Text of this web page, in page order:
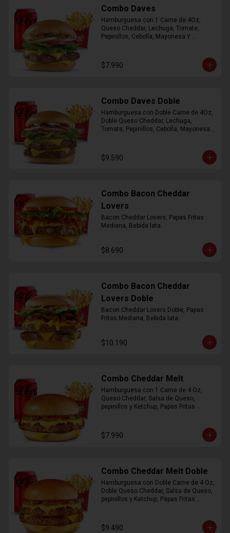
Combo Daves
Hamburguesa con 1 Carne de 4Oz,
Queso Cheddar, Lechuga, Tomate,
Pepinillos, Cebolla, Mayonesa Y
$7.990
Combo Daves Doble
Hamburguesa con Doble Carne de 4Oz,
Doble Queso Cheddar, Lechuga,
Tomate, Pepinillos, Cebolla, Mayonesa y
$9.590
Combo Bacon Cheddar
Lovers
Bacon Cheddar Lovers, Papas Fritas
Mediana, Bebida lata.
$8.690
Combo Bacon Cheddar
Lovers Doble
Bacon Cheddar Lovers Doble, Papas
Fritas Mediana, Bebida lata.
$10.190
Combo Cheddar Melt
Hamburguesa con 1 Carne de 4 Oz,
Queso Cheddar, Salsa de Queso,
pepinillos y Ketchup, Papas Fritas
$7.990
Combo Cheddar Melt Doble
Hamburguesa con Doble Carne de 4 Oz,
Doble Queso Cheddar, Salsa de Queso,
pepinillos y Ketchup, Papas Fritas
$9.490